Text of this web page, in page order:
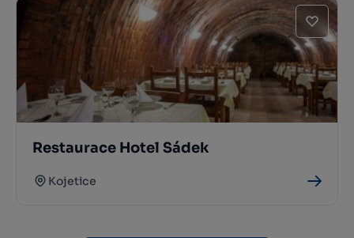
Restaurace Hotel Sádek
Kojetice